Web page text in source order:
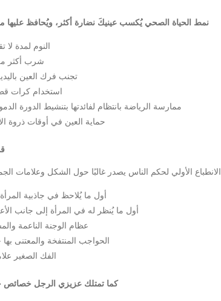
نمط الحياة الصحي يُكسب عينيكَ نضارة أكثر، ويُحافظ عليها
النوم لمدة لا تقل عن 8
شرب أكثر من 8 أكواب ماء
تجنب فرك العين
استخدام كرات
ممارسة الرياضة بانتظام لفائدتها بتنشيط الدورة
حماية العين في أوقات ذروة
الانطباع الأولي لحكم الناس يصدر غالبًا حول الشكل وعلامات
أول ما يُلاحظ في جاذبية
أول ما يُنظر له في المرأة إلى جانب
عظام الوجنة الناعمة
الحواجب المنتفخة والمعتنى
الفك الصغير
كما تمتلك عزيزي الرجل خصائص